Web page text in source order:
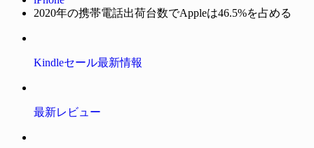
2020年の携帯電話出荷台数でAppleは46.5%を占める
Kindleセール最新情報
最新レビュー